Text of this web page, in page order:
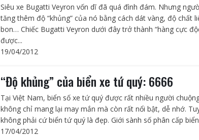
Siêu xe Bugatti Veyron vốn dĩ đã quá đình đám. Nhưng
tăng thêm độ “khủng” của nó bằng cách dát vàng, độ chất
bon… Chiếc Bugatti Veyron dưới đây trở thành “hàng cực
được...
19/04/2012
“Độ khủng” của biển xe tứ quý: 6666
Tại Việt Nam, biển số xe tứ quý được rất nhiều người
không chỉ mang lại may mắn mà còn rất nổi bật, dễ nhớ.
không phải cứ biển tứ quý là đẹp. Giới sành số phân cấp
17/04/2012